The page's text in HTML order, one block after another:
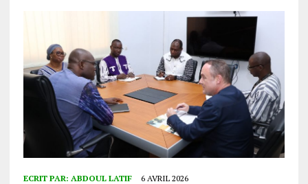
ECRIT PAR: ABDOUL LATIF 6 AVRIL 2026